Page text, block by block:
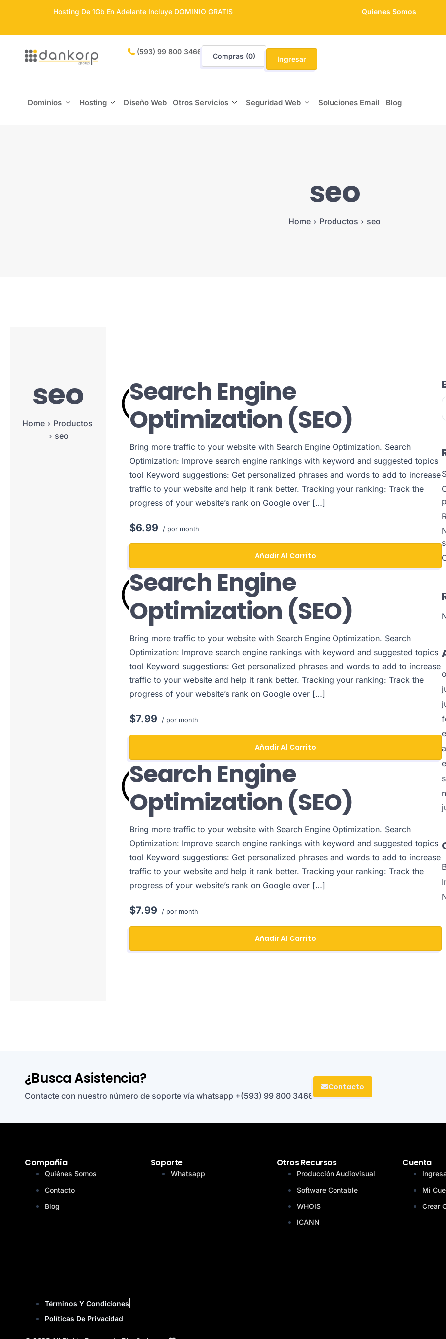
Hosting De 1Gb En Adelante Incluye DOMINIO GRATIS Quienes Somos
(593) 99 800 3466
Compras (0) Ingresar
Dominios Hosting Diseño Web Otros Servicios Seguridad Web Soluciones Email Blog
seo
Home Productos seo
seo
Home
Productos
seo
Search Engine
Optimization (SEO)
Bring more traffic to your website with Search Engine Optimization. Search
Optimization: Improve search engine rankings with keyword and suggested topics
tool Keyword suggestions: Get personalized phrases and words to add to increase
traffic to your website and help it rank better. Tracking your ranking: Track the
progress of your website’s rank on Google over […]
$6.99 / por month
Añadir Al Carrito
Search Engine
Optimization (SEO)
Bring more traffic to your website with Search Engine Optimization. Search
Optimization: Improve search engine rankings with keyword and suggested topics
tool Keyword suggestions: Get personalized phrases and words to add to increase
traffic to your website and help it rank better. Tracking your ranking: Track the
progress of your website’s rank on Google over […]
$7.99 / por month
Añadir Al Carrito
Search Engine
Optimization (SEO)
Bring more traffic to your website with Search Engine Optimization. Search
Optimization: Improve search engine rankings with keyword and suggested topics
tool Keyword suggestions: Get personalized phrases and words to add to increase
traffic to your website and help it rank better. Tracking your ranking: Track the
progress of your website’s rank on Google over […]
$7.99 / por month
Añadir Al Carrito
¿Busca Asistencia?
Contacte con nuestro número de soporte vía whatsapp +(593) 99 800 3466
Contacto
Compañía
Quiénes Somos
Contacto
Blog
Soporte
Whatsapp
Otros Recursos
Producción Audiovisual
Software Contable
WHOIS
ICANN
Cuenta
Mi
Crear
Términos Y Condiciones
Políticas De Privacidad